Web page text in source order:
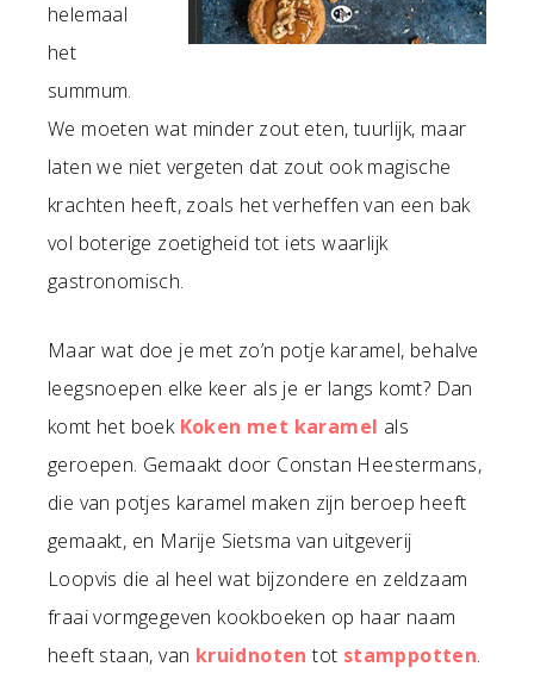
helemaal
het
summum.
We moeten wat minder zout eten, tuurlijk, maar
laten we niet vergeten dat zout ook magische
krachten heeft, zoals het verheffen van een bak
vol boterige zoetigheid tot iets waarlijk
gastronomisch.
Maar wat doe je met zo’n potje karamel, behalve
leegsnoepen elke keer als je er langs komt? Dan
komt het boek Koken met karamel als
geroepen. Gemaakt door Constan Heestermans,
die van potjes karamel maken zijn beroep heeft
gemaakt, en Marije Sietsma van uitgeverij
Loopvis die al heel wat bijzondere en zeldzaam
fraai vormgegeven kookboeken op haar naam
heeft staan, van kruidnoten tot stamppotten.